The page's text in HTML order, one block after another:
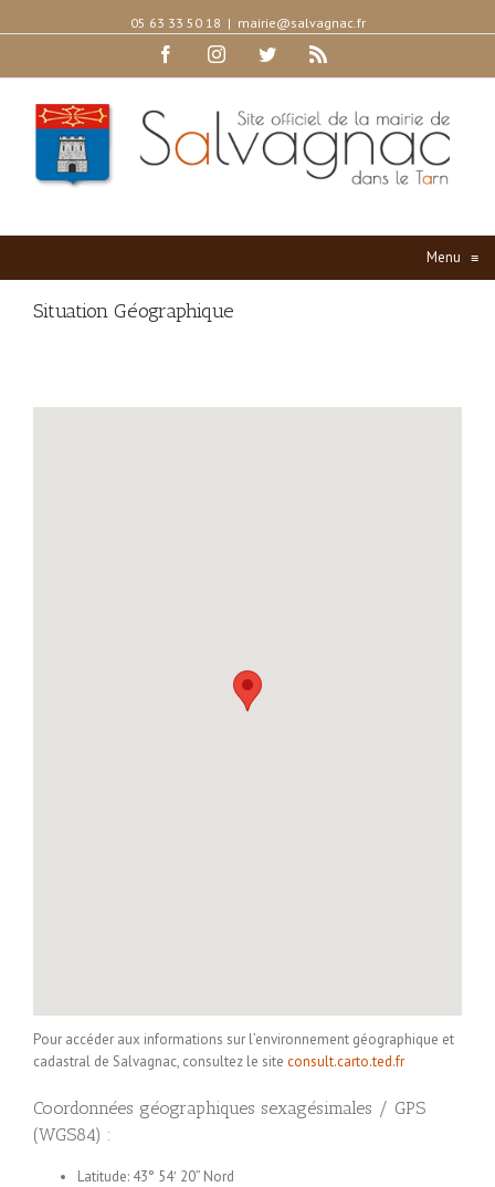
05 63 33 50 18 | mairie@salvagnac.fr
FacebookInstagramTwitter
Menu ≡
Situation Géographique
Pour accéder aux informations sur l’environnement géographique et
cadastral de Salvagnac, consultez le site consult.carto.ted.fr
Coordonnées géographiques sexagésimales / GPS
(WGS84) :
Latitude: 43° 54′ 20” Nord